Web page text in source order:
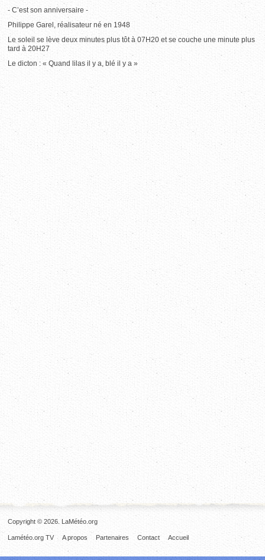
- C’est son anniversaire -
Philippe Garel, réalisateur né en 1948
Le soleil se lève deux minutes plus tôt à 07H20 et se couche une minute plus
tard à 20H27
Le dicton : « Quand lilas il y a, blé il y a »
Copyright © 2026. LaMétéo.org
Accueil
Contact
Partenaires
A propos
Lamétéo.org TV